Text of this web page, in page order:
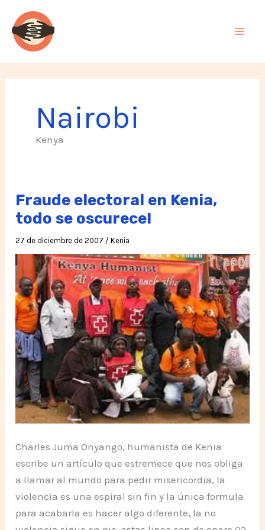
contenido
Nairobi
Kenya
Fraude electoral en Kenia,
todo se oscurece!
27 de diciembre de 2007 /Kenia
Charles Juma Onyango, humanista de Kenia
escribe un artículo que estremece que nos obliga
a llamar al mundo para pedir misericordia, la
violencia es una espiral sin fin y la única formula
para acabarla es hacer algo diferente, la no